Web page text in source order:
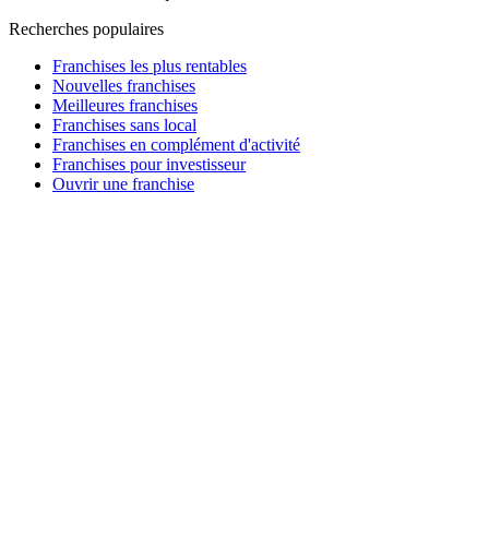
Recherches populaires
Franchises les plus rentables
Nouvelles franchises
Meilleures franchises
Franchises sans local
Franchises en complément d'activité
Franchises pour investisseur
Ouvrir une franchise